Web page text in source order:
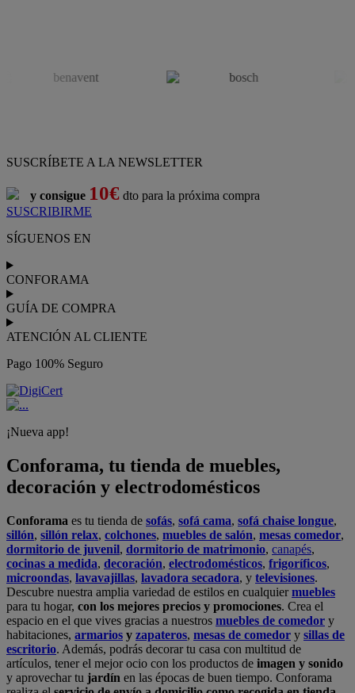
SUSCRÍBETE A LA NEWSLETTER
y consigue 10€ dto para la próxima compra
SUSCRIBIRME
SÍGUENOS EN
CONFORAMA
GUÍA DE COMPRA
ATENCIÓN AL CLIENTE
Pago 100% Seguro
¡Nueva app!
Conforama, tu tienda de muebles,
decoración y electrodomésticos
Conforama es tu tienda de sofás, sofá cama, sofá chaise longue,
sillón, sillón relax, colchones, muebles de salón, mesas comedor,
dormitorio de juvenil, dormitorio de matrimonio, canapés,
cocinas a medida, decoración, electrodomésticos, frigoríficos,
microondas, lavavajillas, lavadora secadora, y televisiones.
Descubre nuestra amplia variedad de estilos en cualquiermuebles
para tu hogar, con los mejores precios y promociones. Crea el
espacio en el que vives gracias a nuestros muebles de comedor y
habitaciones, armarios y zapateros, mesas de comedor y sillas de
escritorio. Además, podrás decorar tu casa con multitud de
artículos, tener el mejor ocio con los productos de imagen y sonido
y aprovechar tu jardín en las épocas de buen tiempo. Conforama